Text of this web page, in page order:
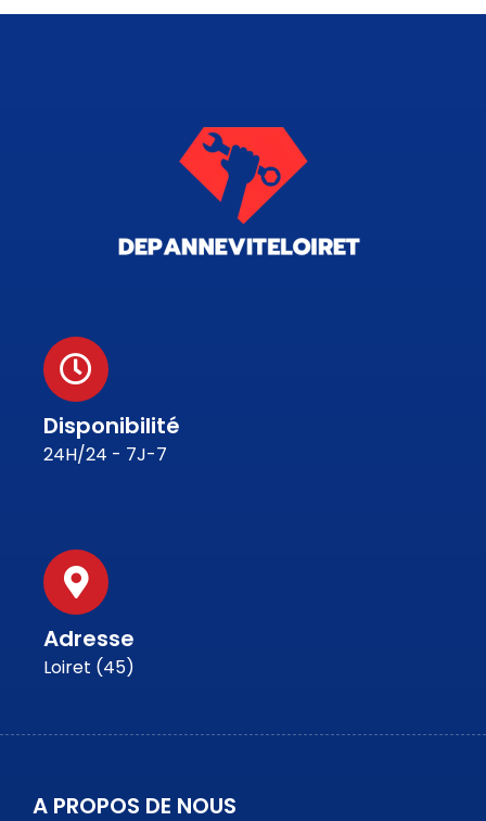
Disponibilité
24H/24 - 7J-7
Adresse
Loiret (45)
A PROPOS DE NOUS